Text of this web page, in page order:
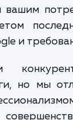
и многом